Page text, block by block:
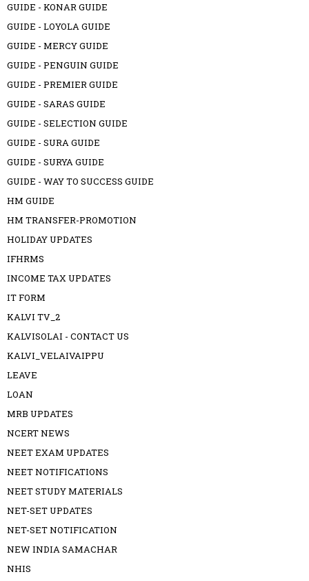
GUIDE - KONAR GUIDE
GUIDE - LOYOLA GUIDE
GUIDE - MERCY GUIDE
GUIDE - PENGUIN GUIDE
GUIDE - PREMIER GUIDE
GUIDE - SARAS GUIDE
GUIDE - SELECTION GUIDE
GUIDE - SURA GUIDE
GUIDE - SURYA GUIDE
GUIDE - WAY TO SUCCESS GUIDE
HM GUIDE
HM TRANSFER-PROMOTION
HOLIDAY UPDATES
IFHRMS
INCOME TAX UPDATES
IT FORM
KALVI TV_2
KALVISOLAI - CONTACT US
KALVI_VELAIVAIPPU
LEAVE
LOAN
MRB UPDATES
NCERT NEWS
NEET EXAM UPDATES
NEET NOTIFICATIONS
NEET STUDY MATERIALS
NET-SET UPDATES
NET-SET NOTIFICATION
NEW INDIA SAMACHAR
NHIS